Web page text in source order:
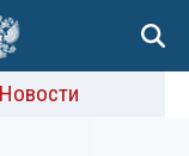
Новости